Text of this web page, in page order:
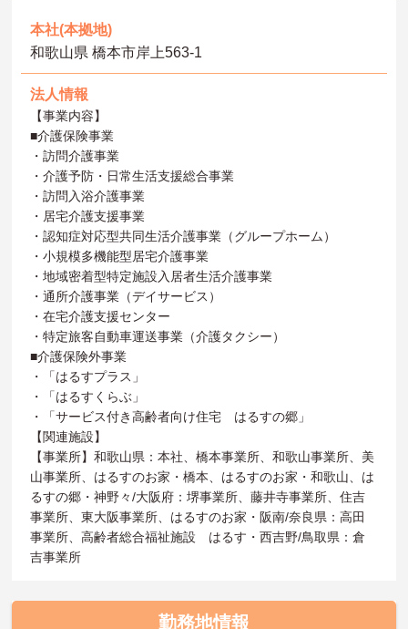
本社(本拠地)
和歌山県 橋本市岸上563-1
法人情報
【事業内容】
■介護保険事業
・訪問介護事業
・介護予防・日常生活支援総合事業
・訪問入浴介護事業
・居宅介護支援事業
・認知症対応型共同生活介護事業（グループホーム）
・小規模多機能型居宅介護事業
・地域密着型特定施設入居者生活介護事業
・通所介護事業（デイサービス）
・在宅介護支援センター
・特定旅客自動車運送事業（介護タクシー）
■介護保険外事業
・「はるすプラス」
・「はるすくらぶ」
・「サービス付き高齢者向け住宅 はるすの郷」
【関連施設】
【事業所】和歌山県：本社、橋本事業所、和歌山事業所、美
山事業所、はるすのお家・橋本、はるすのお家・和歌山、は
るすの郷・神野々/大阪府：堺事業所、藤井寺事業所、住吉
事業所、東大阪事業所、はるすのお家・阪南/奈良県：高田
事業所、高齢者総合福祉施設 はるす・西吉野/鳥取県：倉
吉事業所
勤務地情報